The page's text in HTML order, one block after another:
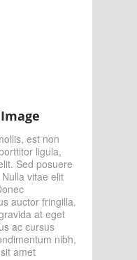
est non
ligula,
Sed posuere
vitae elit
auctor fringilla.
at eget
ac cursus
nibh,
amet